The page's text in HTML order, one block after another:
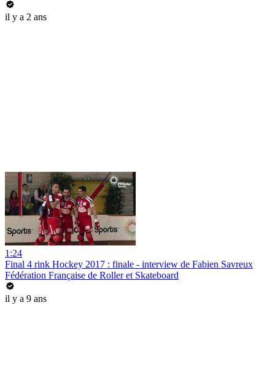
il y a 2 ans
1:24
Final 4 rink Hockey 2017 : finale - interview de Fabien Savreux
Fédération Française de Roller et Skateboard
il y a 9 ans